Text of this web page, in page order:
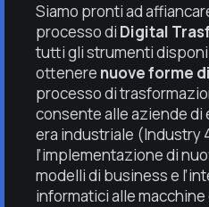
Siamo pronti ad
processo di Digital
tutti gli strumenti
ottenere nuove forme
processo di
consente alle aziende di
era industriale (Industry
l’implementazione di
modelli di business e
informatici alle